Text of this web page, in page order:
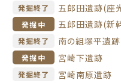
発掘終了 五郎田遺跡(座
発掘中 五郎田遺跡(新
発掘終了 南の組塚平遺
発掘中 宮崎下遺跡
発掘終了 宮崎南原遺跡